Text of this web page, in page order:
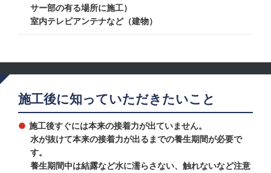
サー部の有る場所に施工）
室内テレビアンテナなど（建物）
施工後に知っていただきたいこと
施工後すぐには本来の接着力が出ていません。
水が抜けて本来の接着力が出るまでの養生期間が必要で
す。
養生期間中は結露など水に濡らさない、触れないなど注意